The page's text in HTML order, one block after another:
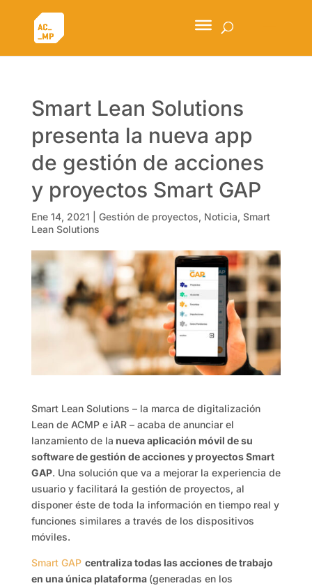
Smart Lean Solutions
presenta la nueva app
de gestión de acciones
y proyectos Smart GAP
Ene 14, 2021 Gestión de proyectos, Noticia, Smart
Lean Solutions
Smart Lean Solutions – la marca de digitalización
Lean de ACMP e iAR – acaba de anunciar el
lanzamiento de la nueva aplicación móvil de su
software de gestión de acciones y proyectos Smart
GAP. Una solución que va a mejorar la experiencia de
usuario y facilitará la gestión de proyectos, al
disponer éste de toda la información en tiempo real y
funciones similares a través de los dispositivos
móviles.
Smart GAPcentraliza todas las acciones de trabajo
en una única plataforma (generadas en los